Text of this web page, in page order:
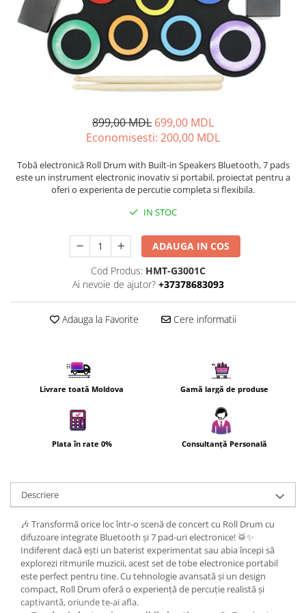
Friteuze
Gratare electrice
Prajitoare de paine
Ingrijire locuinta
Aparat de Spălat Geamuri
Aspiratoare portabile
Ingrijire Personala
Aparate de ras
Cantare de podea
Ondulatoare si Placi
Periute de dinti electrice si
Irigatoare
Uscatoare de par
Fiare de călcat
Televizoare
Boxe cu Fir
Boxe Portabile
Echipamente de retea
Adaptoare
Accesorii si Articole Gaming
Console Gaming
Jocuri Console si PC
899,00 MDL 699,00 MDL
Economisesti: 200,00 MDL
Tobă electronică Roll Drum with Built-in Speakers Bluetooth, 7 pads
este un instrument electronic inovativ si portabil, proiectat pentru a
oferi o experienta de percutie completa si flexibila.
IN STOC
ADAUGA IN COS
Cod Produs: HMT-G3001C
Ai nevoie de ajutor? +37378683093
Adauga la Favorite Cere informatii
Livrare toată Moldova Gamă largă de produse
Plata în rate 0% Consultanță Personală
Descriere
🎶 Transformă orice loc într-o scenă de concert cu Roll Drum cu
difuzoare integrate Bluetooth și 7 pad-uri electronice! 🥁✨
Indiferent dacă ești un baterist experimentat sau abia începi să
explorezi ritmurile muzicii, acest set de tobe electronice portabil
este perfect pentru tine. Cu tehnologie avansată și un design
compact, Roll Drum oferă o experiență de percuție realistă și
captivantă, oriunde te-ai afla.